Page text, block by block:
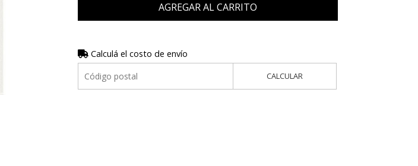
AGREGAR AL CARRITO
Calculá el costo de envío
CALCULAR